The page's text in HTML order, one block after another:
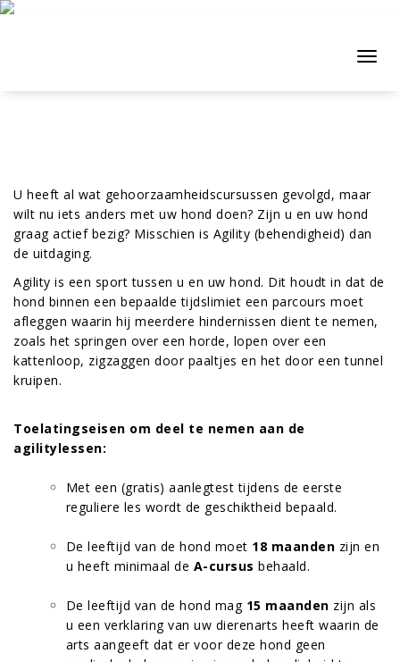
U heeft al wat gehoorzaamheidscursussen gevolgd, maar
wilt nu iets anders met uw hond doen? Zijn u en uw hond
graag actief bezig? Misschien is Agility (behendigheid) dan
de uitdaging.
Agility is een sport tussen u en uw hond. Dit houdt in dat de
hond binnen een bepaalde tijdslimiet een parcours moet
afleggen waarin hij meerdere hindernissen dient te nemen,
zoals het springen over een horde, lopen over een
kattenloop, zigzaggen door paaltjes en het door een tunnel
kruipen.
Toelatingseisen om deel te nemen aan de
agilitylessen:
Met een (gratis) aanlegtest tijdens de eerste
reguliere les wordt de geschiktheid bepaald.
De leeftijd van de hond moet 18 maanden zijn en
u heeft minimaal de A-cursus behaald.
De leeftijd van de hond mag 15 maanden zijn als
u een verklaring van uw dierenarts heeft waarin de
arts aangeeft dat er voor deze hond geen